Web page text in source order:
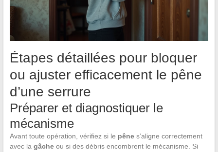
Étapes détaillées pour bloquer
ou ajuster efficacement le pêne
d’une serrure
Préparer et diagnostiquer le
mécanisme
Avant toute opération, vérifiez si le pênes’aligne correctement
avec la gâcheou si des débris encombrent le mécanisme. Si